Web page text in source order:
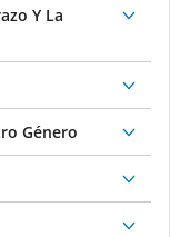
Y La
Género